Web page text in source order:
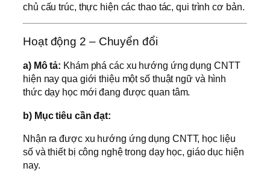
chủ cấu trúc, thực hiện các thao tác, qui trình cơ bản.
Hoạt động 2 – Chuyển đổi
a) Mô tả: Khám phá các xu hướng ứng dụng CNTT
hiện nay qua giới thiệu một số thuật ngữ và hình
thức dạy học mới đang được quan tâm.
b) Mục tiêu cần đạt:
Nhận ra được xu hướng ứng dụng CNTT, học liệu
số và thiết bị công nghệ trong dạy học, giáo dục hiện
nay.